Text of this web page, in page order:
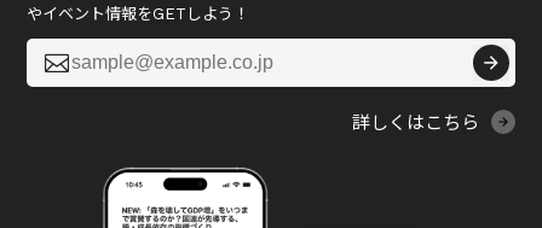
やイベント情報をGETしよう！

詳しくはこちら